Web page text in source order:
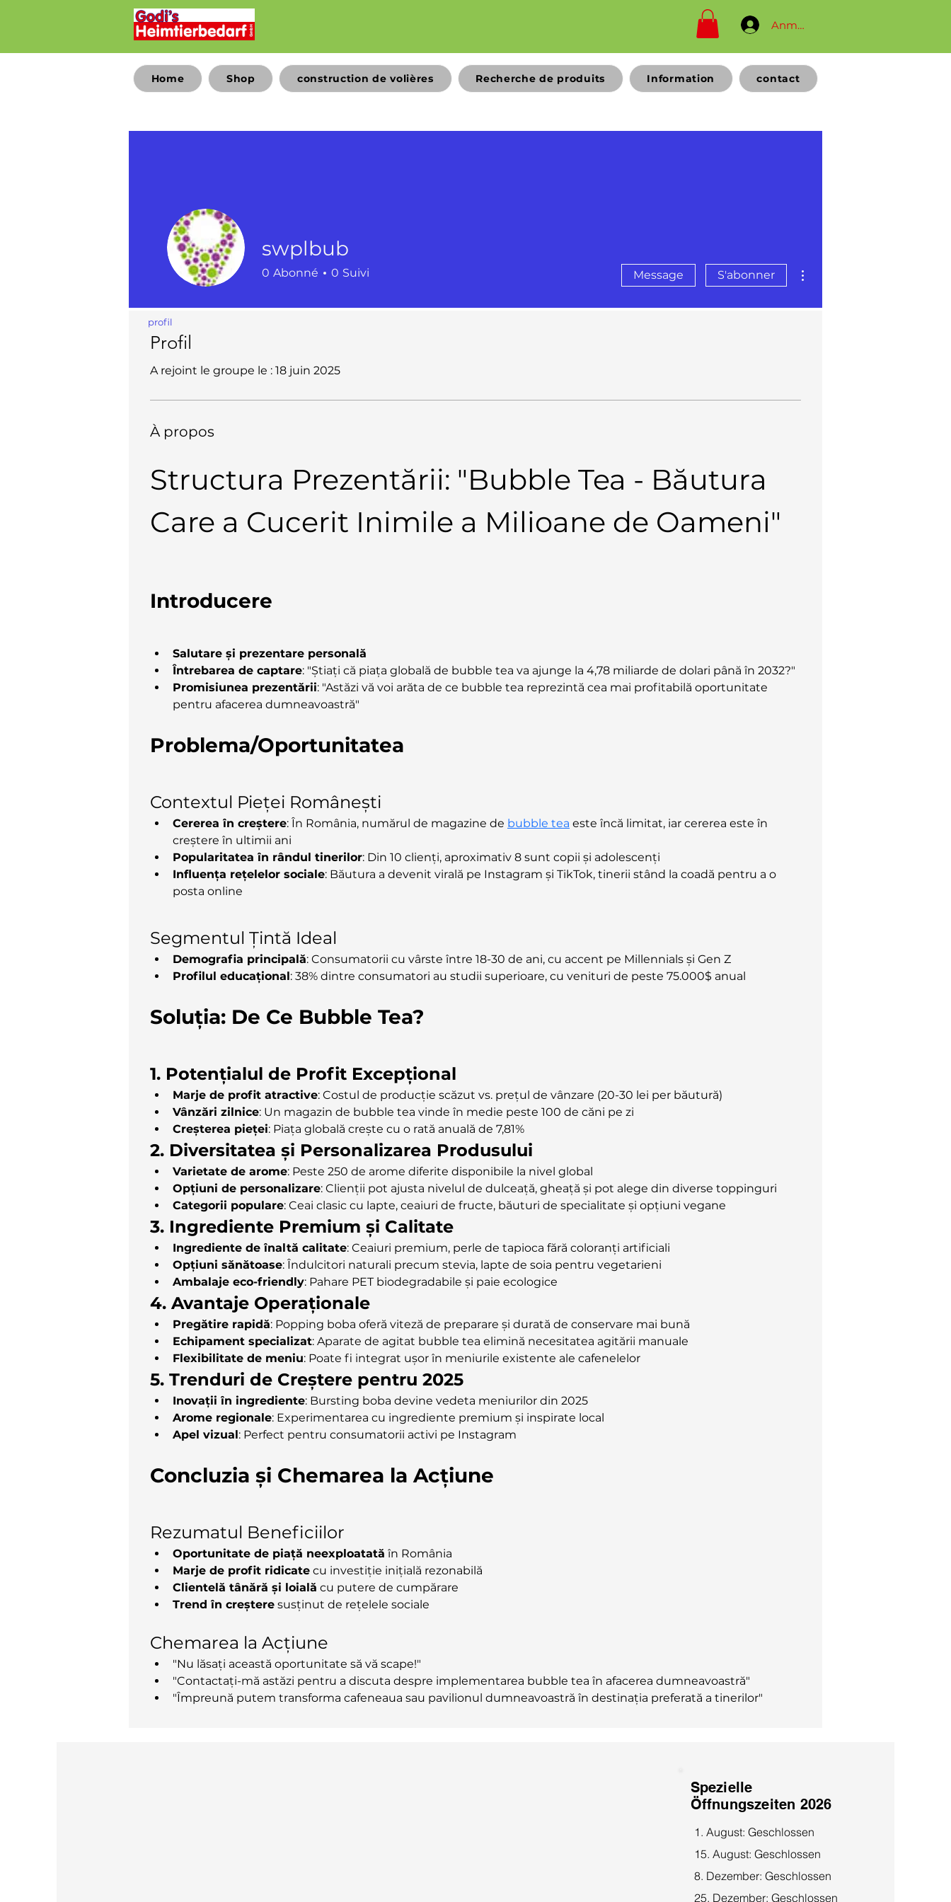
Anmelden
Home Shop construction de volières Recherche de produits Information contact
Profil
A rejoint le groupe le : 18 juin 2025
À propos
Structura Prezentării: "Bubble Tea - Băutura
Care a Cucerit Inimile a Milioane de Oameni"
Introducere
Salutare și prezentare personală
Întrebarea de captare: "Știați că piața globală de bubble tea va ajunge la 4,78 miliarde de dolari până în 2032?"
Promisiunea prezentării: "Astăzi vă voi arăta de ce bubble tea reprezintă cea mai profitabilă oportunitate
pentru afacerea dumneavoastră"
Problema/Oportunitatea
Contextul Pieței Românești
Cererea în creștere: În România, numărul de magazine de bubble tea este încă limitat, iar cererea este în
creștere în ultimii ani
Popularitatea în rândul tinerilor: Din 10 clienți, aproximativ 8 sunt copii și adolescenți
Influența rețelelor sociale: Băutura a devenit virală pe Instagram și TikTok, tinerii stând la coadă pentru a o
posta online
Segmentul Țintă Ideal
Demografia principală: Consumatorii cu vârste între 18-30 de ani, cu accent pe Millennials și Gen Z
Profilul educațional: 38% dintre consumatori au studii superioare, cu venituri de peste 75.000$ anual
Soluția: De Ce Bubble Tea?
1. Potențialul de Profit Excepțional
Marje de profit atractive: Costul de producție scăzut vs. prețul de vânzare (20-30 lei per băutură)
Vânzări zilnice: Un magazin de bubble tea vinde în medie peste 100 de căni pe zi
Creșterea pieței: Piața globală crește cu o rată anuală de 7,81%
2. Diversitatea și Personalizarea Produsului
Varietate de arome: Peste 250 de arome diferite disponibile la nivel global
Opțiuni de personalizare: Clienții pot ajusta nivelul de dulceață, gheață și pot alege din diverse toppinguri
Categorii populare: Ceai clasic cu lapte, ceaiuri de fructe, băuturi de specialitate și opțiuni vegane
3. Ingrediente Premium și Calitate
Ingrediente de înaltă calitate: Ceaiuri premium, perle de tapioca fără coloranți artificiali
Opțiuni sănătoase: Îndulcitori naturali precum stevia, lapte de soia pentru vegetarieni
Ambalaje eco-friendly: Pahare PET biodegradabile și paie ecologice
4. Avantaje Operaționale
Pregătire rapidă: Popping boba oferă viteză de preparare și durată de conservare mai bună
Echipament specializat: Aparate de agitat bubble tea elimină necesitatea agitării manuale
Flexibilitate de meniu: Poate fi integrat ușor în meniurile existente ale cafenelelor
5. Trenduri de Creștere pentru 2025
Inovații în ingrediente: Bursting boba devine vedeta meniurilor din 2025
Arome regionale: Experimentarea cu ingrediente premium și inspirate local
Apel vizual: Perfect pentru consumatorii activi pe Instagram
Concluzia și Chemarea la Acțiune
Rezumatul Beneficiilor
Oportunitate de piață neexploatată în România
Marje de profit ridicate cu investiție inițială rezonabilă
Clientelă tânără și loială cu putere de cumpărare
Trend în creștere susținut de rețelele sociale
Chemarea la Acțiune
"Nu lăsați această oportunitate să vă scape!"
"Contactați-mă astăzi pentru a discuta despre implementarea bubble tea în afacerea dumneavoastră"
"Împreună putem transforma cafeneaua sau pavilionul dumneavoastră în destinația preferată a tinerilor"
swplbub
0 Abonné 0 Suivi Message S'abonner
profil
Spezielle
Öffnungszeiten 2026
1. August: Geschlossen
15. August: Geschlossen
8. Dezember: Geschlossen
25. Dezember: Geschlossen